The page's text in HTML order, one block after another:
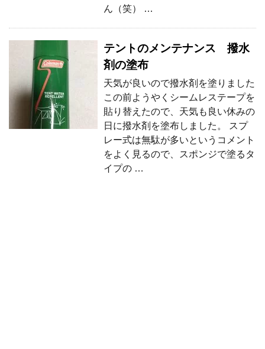
ん（笑） …
テントのメンテナンス 撥水
剤の塗布
天気が良いので撥水剤を塗りました
この前ようやくシームレステープを
貼り替えたので、天気も良い休みの
日に撥水剤を塗布しました。 スプ
レー式は無駄が多いというコメント
をよく見るので、スポンジで塗るタ
イプの …